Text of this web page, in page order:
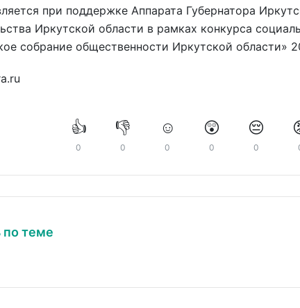
при поддержке Аппарата Губернатора
Иркутской области в рамках конкурса
собрание общественности Иркутской области»
👍
0
👎
0
☺️
0
😲
0
😔
0
по теме